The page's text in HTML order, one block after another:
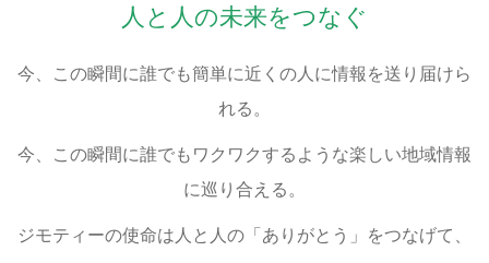
人と人の未来をつなぐ
今、この瞬間に誰でも簡単に近くの人に情報を送り届けら
れる。
今、この瞬間に誰でもワクワクするような楽しい地域情報
に巡り合える。
ジモティーの使命は人と人の「ありがとう」をつなげて、